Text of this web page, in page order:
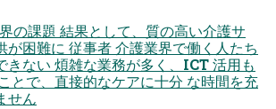
の課題 結果として、質の高い介護サ
が困難に 従事者 介護業界で働く人たち
きない 煩雑な業務が多く、ICT 活用も
とで、直接的なケアに十分 な時間を充
せん